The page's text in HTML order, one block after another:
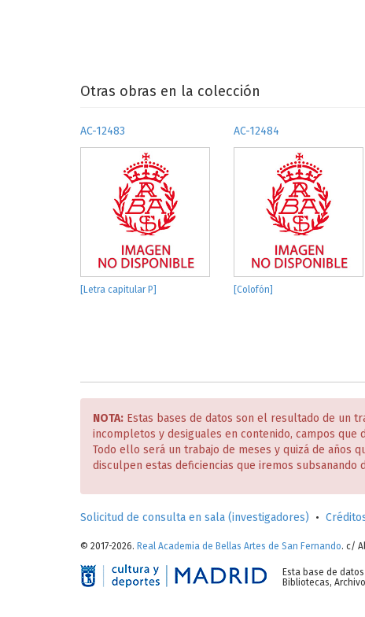
Otras obras en la colección
AC-12483
[Letra capitular P]
AC-12484
[Colofón]
NOTA: Estas bases de datos son el resultado de un
incompletos y desiguales en contenido, campos que
Todo ello será un trabajo de meses y quizá de años
disculpen estas deficiencias que iremos
Solicitud de consulta en sala (investigadores) •
© 2017-2026. Real Academia de Bellas Artes de San Fernando. c/
Esta base de
Bibliotecas,